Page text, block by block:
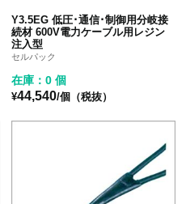
Y3.5EG 低圧･通信･制御用分岐接
続材 600V電力ケーブル用レジン
注入型
セルパック
在庫：0 個
¥44,540/個（税抜）